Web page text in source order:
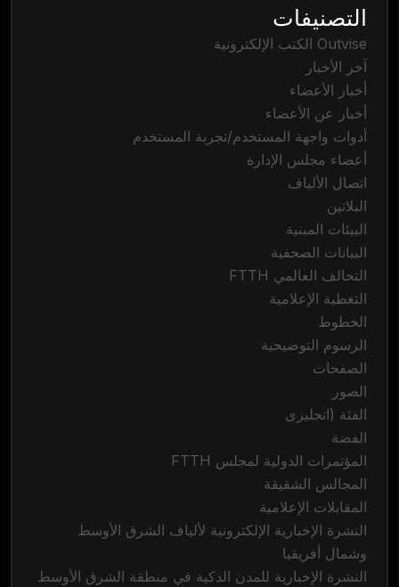
التصنيفات
Outvise الكتب الإلكترونية
آخر الأخبار
أخبار الأعضاء
أخبار عن الأعضاء
أدوات واجهة المستخدم/تجربة المستخدم
أعضاء مجلس الإدارة
اتصال الألياف
البلاتين
البيئات المبنية
البيانات الصحفية
التحالف العالمي FTTH
التغطية الإعلامية
الخطوط
الرسوم التوضيحية
الصفحات
الصور
الفئة (انجليزى
الفضة
المؤتمرات الدولية لمجلس FTTH
المجالس الشقيقة
المقابلات الإعلامية
النشرة الإخبارية الإلكترونية لألياف الشرق الأوسط
وشمال أفريقيا
النشرة الإخبارية للمدن الذكية في منطقة الشرق الأوسط